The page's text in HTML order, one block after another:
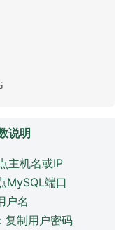
说明
主机名或IP
MySQL端口
户名
复制用户密码